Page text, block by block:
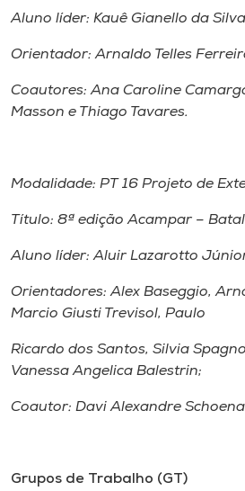
Aluno líder: Kauê Gianello da
Orientador: Arnaldo Telles
Coautores: Ana Caroline
Masson e Thiago Tavares.
Modalidade: PT 16 Projeto de
Título: 8ª edição Acampar –
Aluno líder: Aluir Lazarotto
Orientadores: Alex Baseggio,
Marcio Giusti Trevisol, Paulo
Ricardo dos Santos, Silvia
Vanessa Angelica Balestrin;
Coautor: Davi Alexandre
Grupos de Trabalho (GT)